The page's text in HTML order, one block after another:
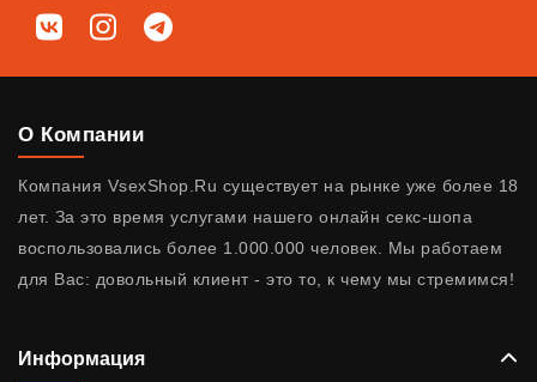
Мы в соц. сетях
ВКонтактеInstagramTelegram
О Компании
Компания VsexShop.Ru существует на рынке уже более 18
лет. За это время услугами нашего онлайн секс-шопа
воспользовались более 1.000.000 человек. Мы работаем
для Вас: довольный клиент - это то, к чему мы стремимся!
Информация